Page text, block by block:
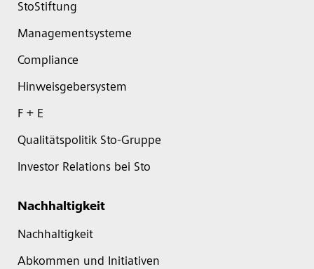
StoStiftung
Managementsysteme
Compliance
Hinweisgebersystem
F + E
Qualitätspolitik Sto-Gruppe
Investor Relations bei Sto
Nachhaltigkeit
Nachhaltigkeit
Abkommen und Initiativen